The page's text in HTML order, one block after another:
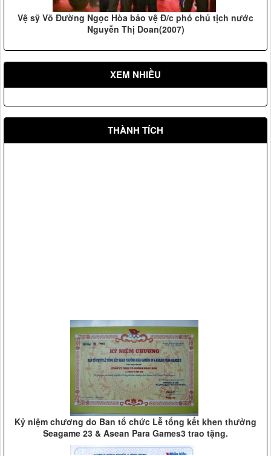
Vệ sỹ Võ Đường Ngọc Hòa bảo vệ Đ/c phó chủ tịch nước
Nguyễn Thị Doan(2007)
Vệ sỹ Võ Đường Ngọc Hòa bảo vệ Đ/c nguyên tổng bí thư
XEM NHIỀU
THÀNH TÍCH
Kỷ niệm chương do Ban tổ chức Lễ tổng kết khen thưởng
Seagame 23 & Asean Para Games3 trao tặng.